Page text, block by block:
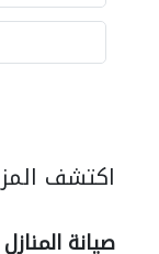
اكتشف
صيانة